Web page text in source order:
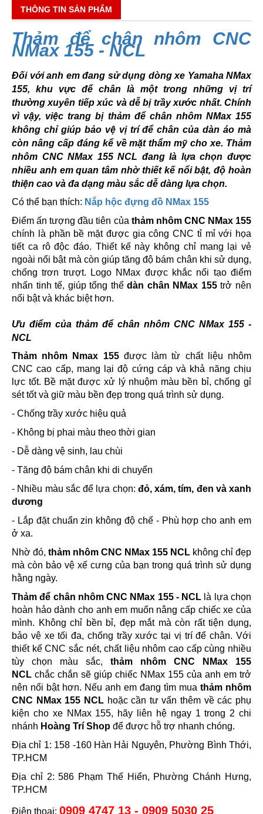
THÔNG TIN SẢN PHẨM
Thảm để chân nhôm CNC
NMax 155 - NCL
Đối với anh em đang sử dụng dòng xe Yamaha NMax
155, khu vực để chân là một trong những vị trí
thường xuyên tiếp xúc và dễ bị trầy xước nhất. Chính
vì vậy, việc trang bị thảm để chân nhôm NMax 155
không chỉ giúp bảo vệ vị trí để chân của dàn áo mà
còn nâng cấp đáng kể về mặt thẩm mỹ cho xe. Thảm
nhôm CNC NMax 155 NCL đang là lựa chọn được
nhiều anh em quan tâm nhờ thiết kế nổi bật, độ hoàn
thiện cao và đa dạng màu sắc dễ dàng lựa chọn.
Có thể bạn thích: Nắp hộc đựng đồ NMax 155
Điểm ấn tượng đầu tiên của thảm nhôm CNC NMax 155
chính là phần bề mặt được gia công CNC tỉ mỉ với họa
tiết ca rô độc đáo. Thiết kế này không chỉ mang lại vẻ
ngoài nổi bật mà còn giúp tăng độ bám chân khi sử dụng,
chống trơn trượt. Logo NMax được khắc nổi tạo điểm
nhấn tinh tế, giúp tổng thểdàn chân NMax 155trở nên
nổi bật và khác biệt hơn.
Ưu điểm của thảm để chân nhôm CNC NMax 155 -
NCL
Thảm nhôm Nmax 155được làm từ chất liệu nhôm
CNC cao cấp, mang lại độ cứng cáp và khả năng chịu
lực tốt. Bề mặt được xử lý nhuộm màu bền bỉ, chống gỉ
sét tốt và giữ màu bền đẹp trong quá trình sử dụng.
- Chống trầy xước hiệu quả
- Không bị phai màu theo thời gian
- Dễ dàng vệ sinh, lau chùi
- Tăng độ bám chân khi di chuyển
- Nhiều màu sắc để lựa chọn: đỏ, xám, tím, đen và xanh
dương
- Lắp đặt chuẩn zin không độ chế - Phù hợp cho anh em
ở xa.
Nhờ đó, thảm nhôm CNC NMax 155 NCL không chỉ đẹp
mà còn bảo vệ xế cưng của bạn trong quá trình sử dụng
hằng ngày.
Thảm để chân nhôm CNC NMax 155 - NCL là lựa chọn
hoàn hảo dành cho anh em muốn nâng cấp chiếc xe của
mình. Không chỉ bền bỉ, đẹp mắt mà còn rất tiện dụng,
bảo vệ xe tối đa, chống trầy xước tại vị trí để chân. Với
thiết kế CNC sắc nét, chất liệu nhôm cao cấp cùng nhiều
tùy chọn màu sắc, thảm nhôm CNC NMax 155
NCL chắc chắn sẽ giúp chiếc NMax 155 của anh em trở
nên nổi bật hơn. Nếu anh em đang tìm mua thảm nhôm
CNC NMax 155 NCLhoặc cần tư vấn thêm về các phụ
kiện cho xe NMax 155, hãy liên hệ ngay 1 trong 2 chi
nhánh Hoàng Trí Shop để được hỗ trợ nhanh chóng.
Địa chỉ 1: 158 -160 Hàn Hải Nguyên, Phường Bình Thới,
TP.HCM
Địa chỉ 2: 586 Phạm Thế Hiển, Phường Chánh Hưng,
TP.HCM
Điện thoại: 0909 4747 13 - 0909 5030 25